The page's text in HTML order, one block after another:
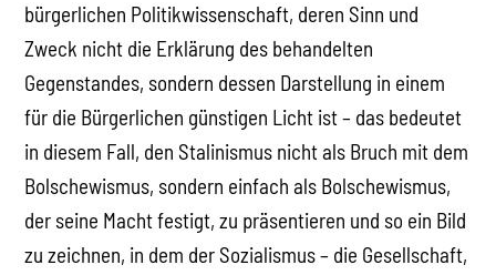
bürgerlichen Politikwissenschaft, deren Sinn und
Zweck nicht die Erklärung des behandelten
Gegenstandes, sondern dessen Darstellung in einem
für die Bürgerlichen günstigen Licht ist – das bedeutet
in diesem Fall, den Stalinismus nicht als Bruch mit dem
Bolschewismus, sondern einfach als Bolschewismus,
der seine Macht festigt, zu präsentieren und so ein Bild
zu zeichnen, in dem der Sozialismus – die Gesellschaft,